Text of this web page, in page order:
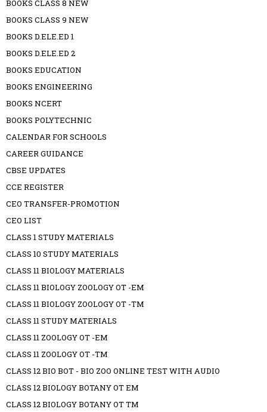
BOOKS CLASS 8 NEW
BOOKS CLASS 9 NEW
BOOKS D.ELE.ED 1
BOOKS D.ELE.ED 2
BOOKS EDUCATION
BOOKS ENGINEERING
BOOKS NCERT
BOOKS POLYTECHNIC
CALENDAR FOR SCHOOLS
CAREER GUIDANCE
CBSE UPDATES
CCE REGISTER
CEO TRANSFER-PROMOTION
CEO LIST
CLASS 1 STUDY MATERIALS
CLASS 10 STUDY MATERIALS
CLASS 11 BIOLOGY MATERIALS
CLASS 11 BIOLOGY ZOOLOGY OT -EM
CLASS 11 BIOLOGY ZOOLOGY OT -TM
CLASS 11 STUDY MATERIALS
CLASS 11 ZOOLOGY OT -EM
CLASS 11 ZOOLOGY OT -TM
CLASS 12 BIO BOT - BIO ZOO ONLINE TEST WITH AUDIO
CLASS 12 BIOLOGY BOTANY OT EM
CLASS 12 BIOLOGY BOTANY OT TM